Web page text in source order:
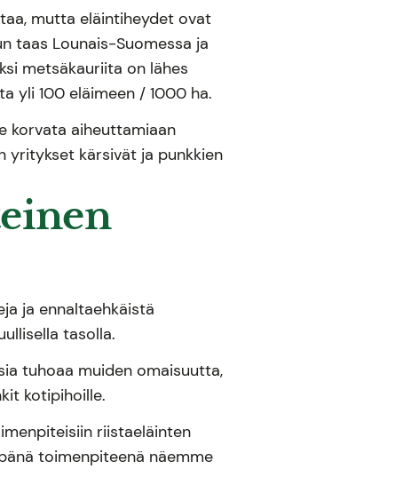
mutta eläintiheydet ovat
taas Lounais-Suomessa ja
metsäkauriita on lähes
yli 100 eläimeen / 1000 ha.
korvata aiheuttamiaan
yritykset kärsivät ja punkkien
ja ennaltaehkäistä
tasolla.
tuhoaa muiden omaisuutta,
kotipihoille.
riistaeläinten
toimenpiteenä näemme